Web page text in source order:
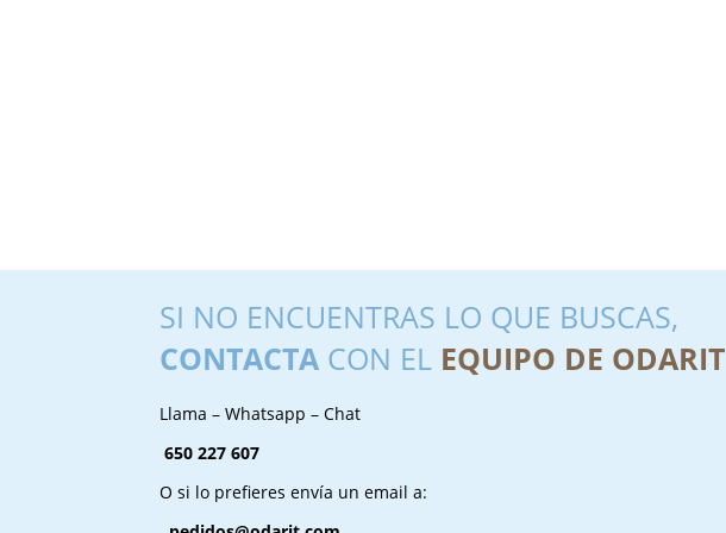
SI NO ENCUENTRAS LO QUE BUSCAS,
CONTACTA CON EL EQUIPO DE ODARIT
Llama – Whatsapp – Chat
650 227 607
O si lo prefieres envía un email a: